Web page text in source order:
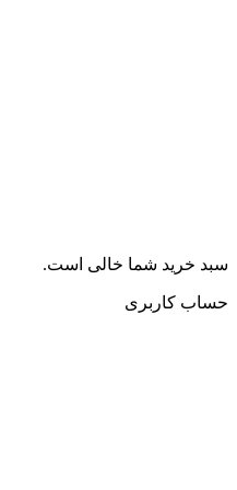
سبد خرید شما خالی است.
حساب کاربری